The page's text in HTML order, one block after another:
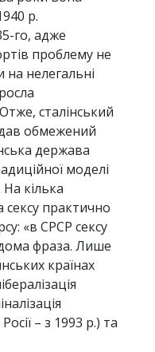
р.
го, адже
проблему не
нелегальні
сталінський
обмежений
держава
моделі
На кілька
сексу практично
«в СРСР сексу
фраза. Лише
країнах
– з 1993 р.) та